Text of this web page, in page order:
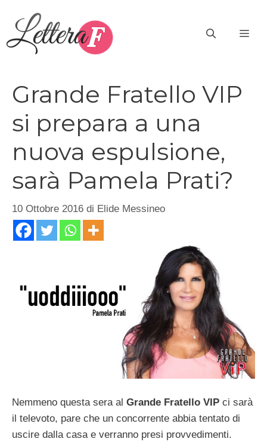
contenuto
Grande Fratello VIP
si prepara a una
nuova espulsione,
sarà Pamela Prati?
10 Ottobre 2016 di Elide Messineo
Nemmeno questa sera al Grande Fratello VIP ci sarà
il televoto, pare che un concorrente abbia tentato di
uscire dalla casa e verranno presi provvedimenti.